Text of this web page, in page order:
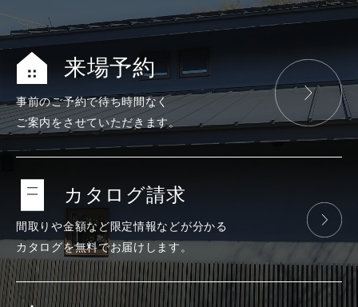
来場予約
事前のご予約で待ち時間なく
ご案内をさせていただきます。
カタログ請求
間取りや金額など限定情報などが分かる
カタログを無料でお届けします。